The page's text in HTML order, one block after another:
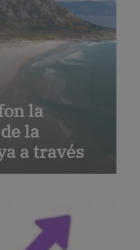
la
la
a través